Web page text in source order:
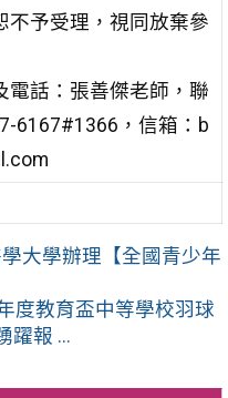
不予受理，視同放棄參
電話：張善傑老師，聯
6167#1366，信箱：b
大學辦理【全國青少年
度教育盃中等學校羽球
躍報 ...